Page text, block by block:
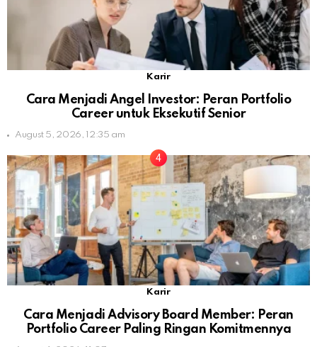
Karir
Cara Menjadi Angel Investor: Peran Portfolio
Career untuk Eksekutif Senior
August 5, 2026, 12:35 am
Karir
Cara Menjadi Advisory Board Member: Peran
Portfolio Career Paling Ringan Komitmennya